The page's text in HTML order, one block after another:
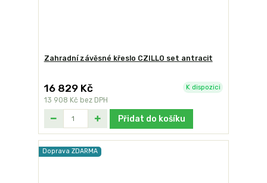
Zahradní závěsné křeslo CZILLO set antracit
16 829 Kč
13 908 Kč bez DPH
K dispozici
Přidat do košíku
Doprava ZDARMA